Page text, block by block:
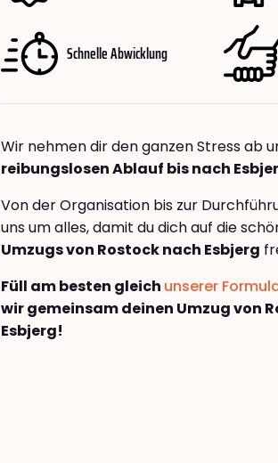
Schnelle Abwicklung
Wir nehmen dir den ganzen Stress ab
reibungslosen Ablauf bis nach
Von der Organisation bis zur
uns um alles, damit du dich auf die
Umzugs von Rostock nach Esbjerg
Füll am besten gleich unserer
wir gemeinsam deinen Umzug von
Esbjerg!